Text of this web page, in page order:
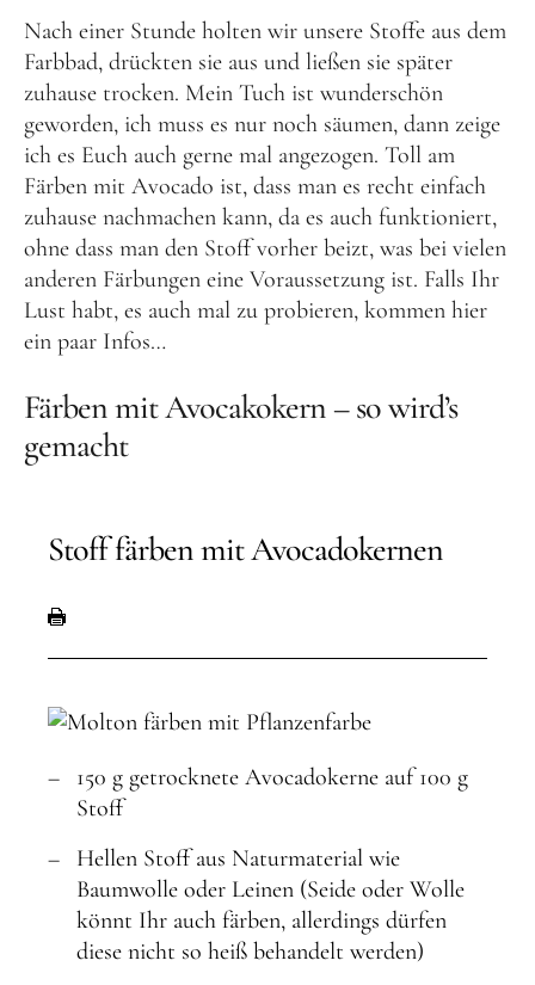
Nach einer Stunde holten wir unsere Stoffe aus dem
Farbbad, drückten sie aus und ließen sie später
zuhause trocken. Mein Tuch ist wunderschön
geworden, ich muss es nur noch säumen, dann zeige
ich es Euch auch gerne mal angezogen. Toll am
Färben mit Avocado ist, dass man es recht einfach
zuhause nachmachen kann, da es auch funktioniert,
ohne dass man den Stoff vorher beizt, was bei vielen
anderen Färbungen eine Voraussetzung ist. Falls Ihr
Lust habt, es auch mal zu probieren, kommen hier
ein paar Infos…
Färben mit Avocakokern – so wird’s
gemacht
Stoff färben mit Avocadokernen
150 g getrocknete Avocadokerne auf 100 g
Stoff
Hellen Stoff aus Naturmaterial wie
Baumwolle oder Leinen (Seide oder Wolle
könnt Ihr auch färben, allerdings dürfen
diese nicht so heiß behandelt werden)